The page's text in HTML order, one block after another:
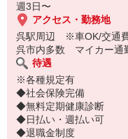
週3日〜
アクセス・勤務地
呉駅周辺 ※車OK/交通
呉市内多数 マイカー通
待遇
※各種規定有
◆社会保険完備
◆無料定期健康診断
◆日払い・週払い可
◆退職金制度